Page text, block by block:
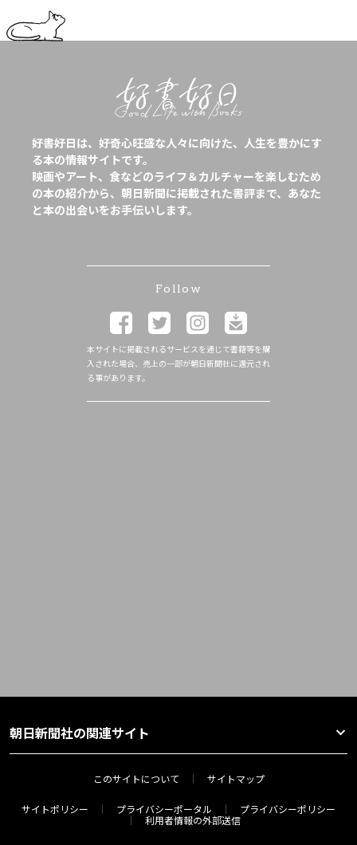
好書好日は、好奇心旺盛な人々に向けた、人生を豊かにす
る本の情報サイトです。
映画やアート、食などのライフ＆カルチャーを楽しむため
の本の紹介から、朝日新聞に掲載された書評まで、あなた
と本の出会いをお手伝いします。
Follow
本サイトに掲載されるサービスを通じて書籍等を購
入された場合、売上の一部が朝日新聞社に還元され
る事があります。
朝日新聞社の関連サイト
このサイトについて サイトマップ
サイトポリシー プライバシーポータル
プライバシーポリシー
利用者情報の外部送信